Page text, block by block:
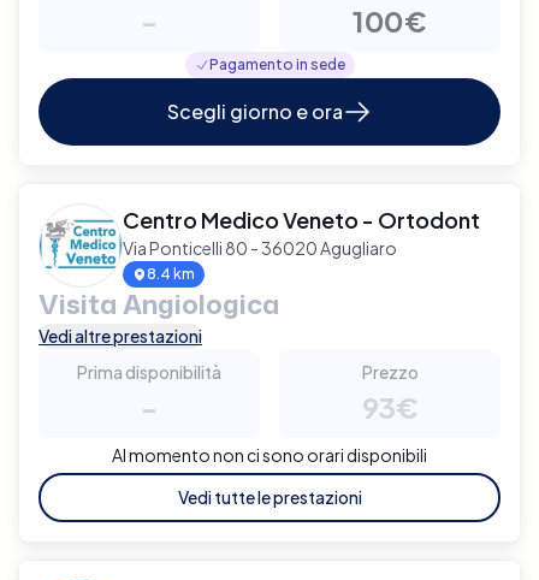
- 100€
Pagamento in sede
Scegli giorno e ora
Centro Medico Veneto - Ortodont
Via Ponticelli 80 - 36020 Agugliaro
8.4 km
Visita Angiologica
Vedi altre prestazioni
Prima disponibilità
-
Prezzo
93€
Al momento non ci sono orari disponibili
Vedi tutte le prestazioni